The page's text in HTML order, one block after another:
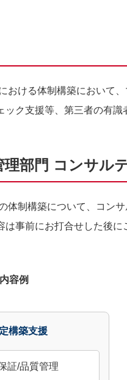
おける体制構築において
ック支援等、第三者の有
理部門 コンサル
体制構築について、コン
は事前にお打合せした後に
容例
構築支援
証/品質管理